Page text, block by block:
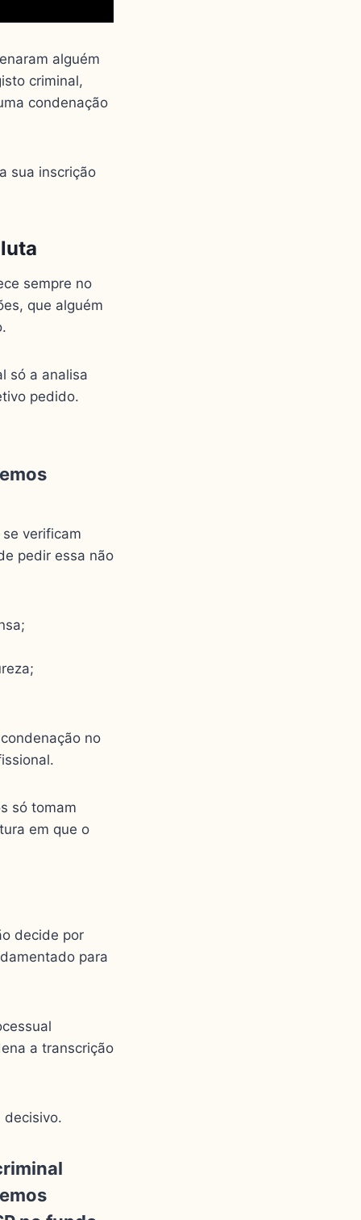
alguém
criminal,
condenação
sua inscrição
sempre no
que alguém
só a analisa
pedido.
verificam
pedir essa não
no
só tomam
em que o
decide por
para
a transcrição
decisivo.